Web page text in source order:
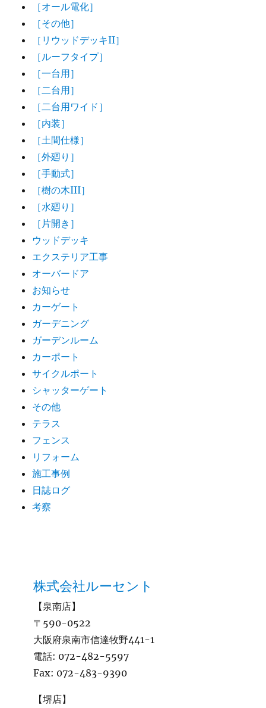
［オール電化］
［その他］
［リウッドデッキII］
［ルーフタイプ］
［一台用］
［二台用］
［二台用ワイド］
［内装］
［土間仕様］
［外廻り］
［手動式］
［樹の木III］
［水廻り］
［片開き］
ウッドデッキ
エクステリア工事
オーバードア
お知らせ
カーゲート
ガーデニング
ガーデンルーム
カーポート
サイクルポート
シャッターゲート
その他
テラス
フェンス
リフォーム
施工事例
日誌ログ
考察
株式会社ルーセント
【泉南店】
〒590-0522
大阪府泉南市信達牧野441-1
電話: 072-482-5597
Fax: 072-483-9390
【堺店】